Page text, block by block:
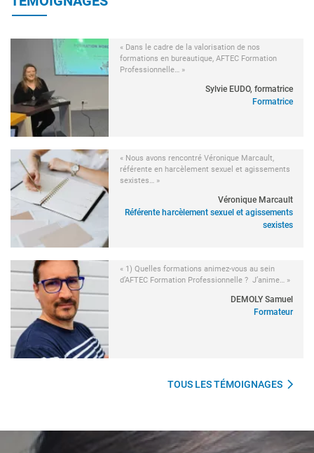
« Dans le cadre de la valorisation de nos
formations en bureautique, AFTEC Formation
Professionnelle… »
Sylvie EUDO, formatrice
Formatrice
« Nous avons rencontré Véronique Marcault,
référente en harcèlement sexuel et agissements
sexistes… »
Véronique Marcault
Référente harcèlement sexuel et agissements
sexistes
« 1) Quelles formations animez-vous au sein
d’AFTEC Formation Professionnelle ? J’anime… »
DEMOLY Samuel
Formateur
TOUS LES TÉMOIGNAGES